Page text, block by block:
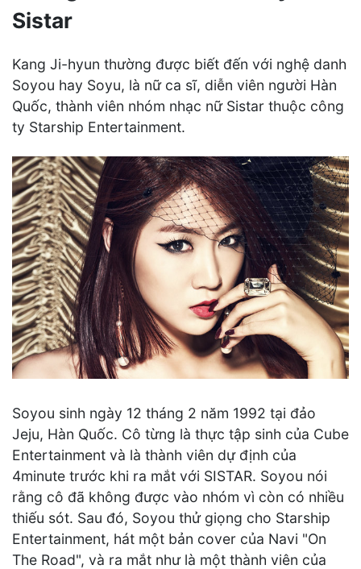
Sistar
Kang Ji-hyun thường được biết đến với nghệ danh
Soyou hay Soyu, là nữ ca sĩ, diễn viên người Hàn
Quốc, thành viên nhóm nhạc nữ Sistar thuộc công
ty Starship Entertainment.
Soyou sinh ngày 12 tháng 2 năm 1992 tại đảo
Jeju, Hàn Quốc. Cô từng là thực tập sinh của Cube
Entertainment và là thành viên dự định của
4minute trước khi ra mắt với SISTAR. Soyou nói
rằng cô đã không được vào nhóm vì còn có nhiều
thiếu sót. Sau đó, Soyou thử giọng cho Starship
Entertainment, hát một bản cover của Navi "On
The Road", và ra mắt như là một thành viên của